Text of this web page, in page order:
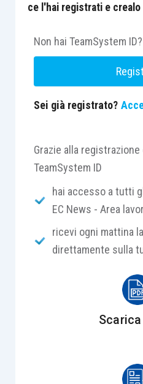
ce l'hai registrati e
Non hai TeamSystem ID?
Sei già registrato?
Grazie alla
TeamSystem ID
hai accesso a tutti
EC News - Area
ricevi ogni mattina
direttamente sulla
Scarica